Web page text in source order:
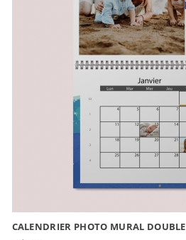
CALENDRIER PHOTO MURAL DOUBLE